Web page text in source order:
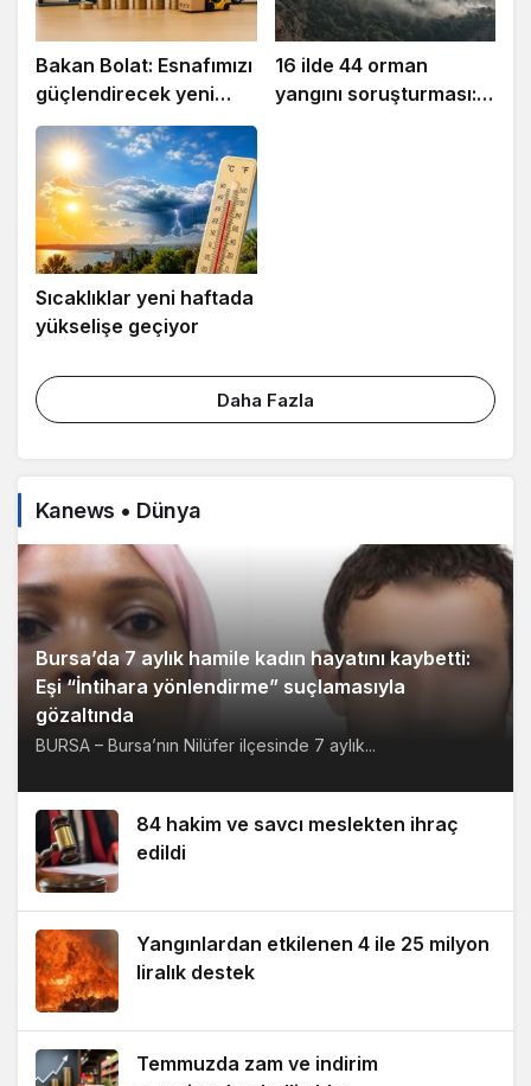
Bakan Bolat: Esnafımızı
güçlendirecek yeni
finansman desteklerini
hayata geçiriyoruz
16 ilde 44 orman
yangını soruşturması:
Sıcaklıklar yeni haftada
yükselişe geçiyor
Daha Fazla
Kanews • Dünya
Bursa’da 7 aylık hamile kadın hayatını kaybetti:
Eşi “İntihara yönlendirme” suçlamasıyla
gözaltında
BURSA – Bursa’nın Nilüfer ilçesinde 7 aylık...
84 hakim ve savcı meslekten ihraç
edildi
Yangınlardan etkilenen 4 ile 25 milyon
liralık destek
Temmuzda zam ve indirim